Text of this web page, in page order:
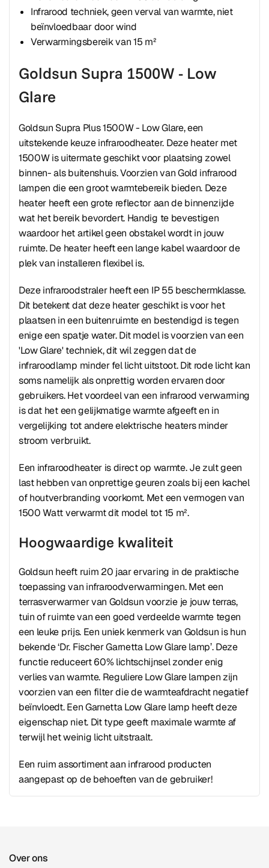
Infrarood techniek, geen verval van warmte, niet
beïnvloedbaar door wind
Verwarmingsbereik van 15 m²
Goldsun Supra 1500W - Low
Glare
Goldsun Supra Plus 1500W - Low Glare, een
uitstekende keuze infraroodheater. Deze heater met
1500W is uitermate geschikt voor plaatsing zowel
binnen- als buitenshuis. Voorzien van Gold infrarood
lampen die een groot warmtebereik bieden. Deze
heater heeft een grote reflector aan de binnenzijde
wat het bereik bevordert. Handig te bevestigen
waardoor het artikel geen obstakel wordt in jouw
ruimte. De heater heeft een lange kabel waardoor de
plek van installeren flexibel is.
Deze infraroodstraler heeft een IP 55 beschermklasse.
Dit betekent dat deze heater geschikt is voor het
plaatsen in een buitenruimte en bestendigd is tegen
enige een spatje water. Dit model is voorzien van een
'Low Glare' techniek, dit wil zeggen dat de
infraroodlamp minder fel licht uitstoot. Dit rode licht kan
soms namelijk als onprettig worden ervaren door
gebruikers. Het voordeel van een infrarood verwarming
is dat het een gelijkmatige warmte afgeeft en in
vergelijking tot andere elektrische heaters minder
stroom verbruikt.
Een infraroodheater is direct op warmte. Je zult geen
last hebben van onprettige geuren zoals bij een kachel
of houtverbranding voorkomt. Met een vermogen van
1500 Watt verwarmt dit model tot 15 m².
Hoogwaardige kwaliteit
Goldsun heeft ruim 20 jaar ervaring in de praktische
toepassing van infraroodverwarmingen. Met een
terrasverwarmer van Goldsun voorzie je jouw terras,
tuin of ruimte van een goed verdeelde warmte tegen
een leuke prijs. Een uniek kenmerk van Goldsun is hun
bekende ‘Dr. Fischer Garnetta Low Glare lamp’. Deze
functie reduceert 60% lichtschijnsel zonder enig
verlies van warmte. Reguliere Low Glare lampen zijn
voorzien van een filter die de warmteafdracht negatief
beïnvloedt. Een Garnetta Low Glare lamp heeft deze
eigenschap niet. Dit type geeft maximale warmte af
terwijl het weinig licht uitstraalt.
Een ruim assortiment aan infrarood producten
aangepast op de behoeften van de gebruiker!
Over ons